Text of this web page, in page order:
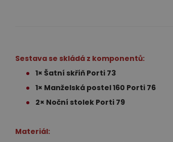
Sestava se skládá z komponentů:
1× Šatní skříň Porti 73
1× Manželská postel 160 Porti 76
2× Noční stolek Porti 79
Materiál: